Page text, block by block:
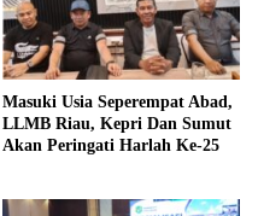
Masuki Usia Seperempat Abad,
LLMB Riau, Kepri Dan Sumut
Akan Peringati Harlah Ke-25